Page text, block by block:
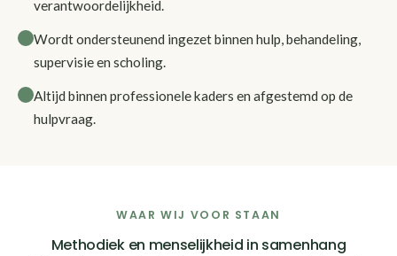
verantwoordelijkheid.
Wordt ondersteunend ingezet binnen hulp, behandeling,
supervisie en scholing.
Altijd binnen professionele kaders en afgestemd op de
hulpvraag.
WAAR WIJ VOOR STAAN
Methodiek en menselijkheid in samenhang